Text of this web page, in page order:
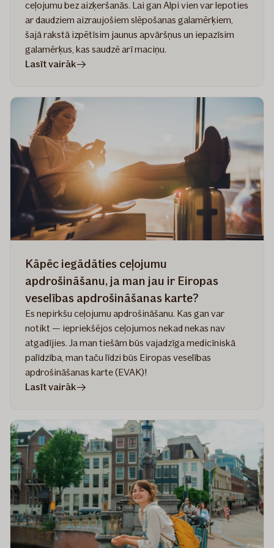
ceļojumu bez aizķeršanās. Lai gan Alpi vien var lepoties
ar daudziem aizraujošiem slēpošanas galamērķiem,
šajā rakstā izpētīsim jaunus apvāršņus un iepazīsim
galamērķus, kas saudzē arī maciņu.
Lasīt vairākrakstā
prieku
–
iespējas
ideālam
ceļojumam
Kāpēc iegādāties ceļojumu
apdrošināšanu, ja man jau ir Eiropas
veselības apdrošināšanas karte?
Es nepirkšu ceļojumu apdrošināšanu. Kas gan var
notikt — iepriekšējos ceļojumos nekad nekas nav
atgadījies. Ja man tiešām būs vajadzīga medicīniskā
palīdzība, man taču līdzi būs Eiropas veselības
apdrošināšanas karte (EVAK)!
Lasīt vairākrakstā
ceļojumu
apdrošināšanu,
ja
man
jau
ir
Eiropas
veselības